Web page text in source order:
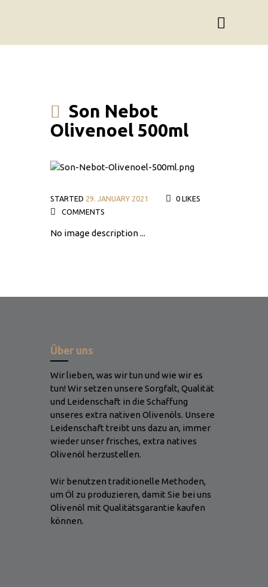
Son Nebot
Olivenoel 500ml
STARTED 29. JANUARY 2021 0LIKES
COMMENTS
No image description ...
Über uns
Wir lieben, was wir tun und wie wir es
tun! Wir setzen unsere Sorgfalt, Qualität
und Leidenschaft in die Schaffung
unseres extra nativen Olivenöls. Unsere
Leidenschaft treibt uns dazu an, immer
wieder unser frisches, extra natives
Olivenöl herzustellen.
Wir benutzen traditionelle Methoden,
um Öl zu produzieren, damit Sie bei uns
Olivenöl mit Qualitätsgarantie kaufen
können.